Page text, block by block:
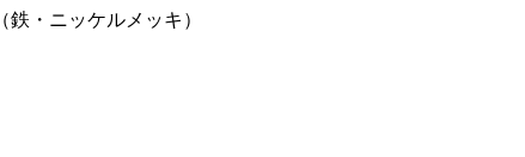
（鉄・ニッケルメッキ）